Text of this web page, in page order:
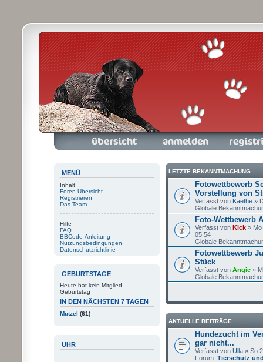
Foren-Übersicht Anmelden Registrieren
MENÜ
Inhalt
Foren-Übersicht
Registrieren
Das Team
Hilfe
FAQ
BBCode-Anleitung
Nutzungsbedingungen
Datenschutzrichtlinie
GEBURTSTAGE
Heute hat kein Mitglied
Geburtstag
IN DEN NÄCHSTEN 7 TAGEN
Mutzel (61)
UHR
LETZTE BEKANNTMACHUNG
Fotowettbewerb
Vorstellung von
Verfasst von Kaethe »
Globale
Foto-Wettbewerb
Verfasst von Kick » Mo
05:54
Globale
Fotowettbewerb
Stück
Verfasst von Angie »
Globale
AKTUELLE BEITRÄGE
Hundezucht im
gar nicht...
Verfasst von Ulla » So
Forum: Tierschutz